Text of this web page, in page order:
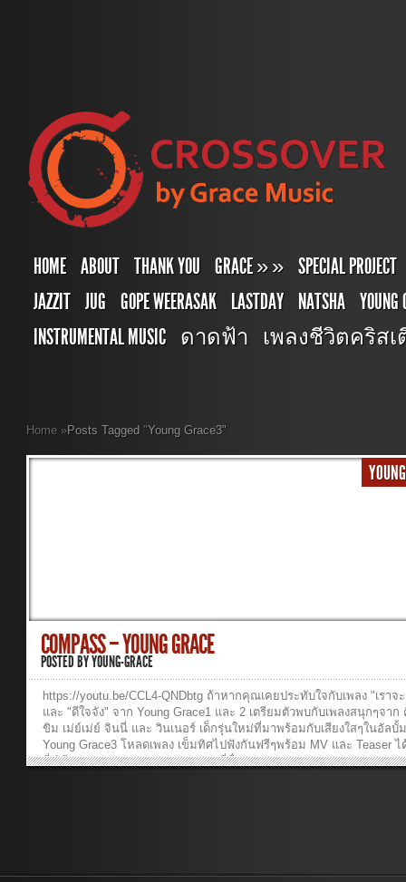
HOME ABOUT THANK YOU GRACE»» SPECIAL PROJECT
JAZZIT JUG GOPE WEERASAK LASTDAY NATSHA YOUNG
INSTRUMENTAL MUSIC ดาดฟ้า เพลงชีวิตคริสเตียน
Home »Posts Tagged"Young Grace3"
COMPASS – YOUNG GRACE
POSTED BYYOUNG-GRACE
https://youtu.be/CCL4-QNDbtg ถ้าหากคุณเคยประทับใจกับเพลง "เราจ
และ "ดีใจจัง" จาก Young Grace1 และ 2 เตรียมตัวพบกับเพลงสนุกๆจาก
ขิม เม่ย์เม่ย์ จินนี่ และ วินเนอร์ เด็กรุ่นใหม่ที่มาพร้อมกับเสียงใสๆในอัลบั้
Young Grace3 โหลดเพลง เข็มทิศไปฟังกันฟรีๆพร้อม MV และ Teaser
นี่ วิธีการ Download 1. Right-click ที่ชื่อเพลง 2. “Save Target As…” or
นอกทาง เดินไกลยังไงไม่หลง พระคำพระองค์ทรงชี้ทางให้หัวใจ